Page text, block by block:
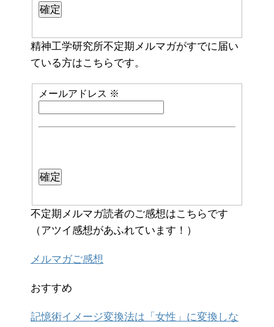
精神工学研究所不定期メルマガがすでに届い
ている方はこちらです。
メールアドレス ※
不定期メルマガ読者のご感想はこちらです
（アツイ感想があふれています！）
メルマガご感想
おすすめ
記憶術イメージ変換法は「女性」に変換しな